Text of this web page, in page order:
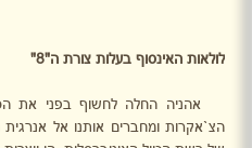
לולאות האינסוף בעלות צורת ה"8"
הצ`אקרות ומחברים אותנו אל אנרגית